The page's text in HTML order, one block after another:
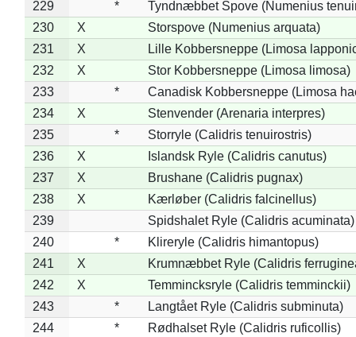
229 *
Tyndnæbbet Spove (Numenius
230
X
Storspove (Numenius arquata)
231
X
Lille Kobbersneppe (Limosa
232
X
Stor Kobbersneppe (Limosa limosa)
233
*
Canadisk Kobbersneppe (Limosa
234
X
Stenvender (Arenaria interpres)
235
*
Storryle (Calidris tenuirostris)
236
X
Islandsk Ryle (Calidris canutus)
237
X
Brushane (Calidris pugnax)
238
X
Kærløber (Calidris falcinellus)
239
Spidshalet Ryle (Calidris acuminata)
240
*
Klireryle (Calidris himantopus)
241
X
Krumnæbbet Ryle (Calidris
242
X
Temmincksryle (Calidris temminckii)
243
*
Langtået Ryle (Calidris subminuta)
244
*
Rødhalset Ryle (Calidris ruficollis)